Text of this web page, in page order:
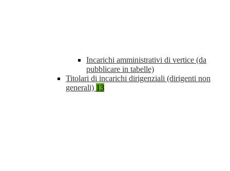
Incarichi amministrativi di vertice (da
pubblicare in tabelle)
Titolari di incarichi dirigenziali (dirigenti non
generali) 13